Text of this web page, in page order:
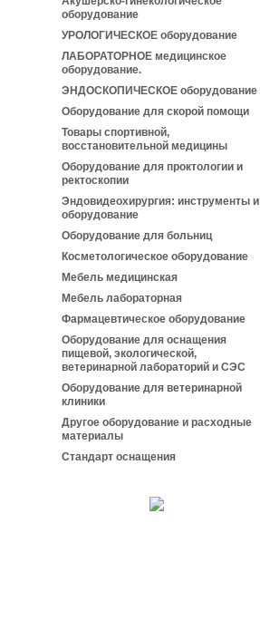
оборудование
УРОЛОГИЧЕСКОЕ оборудование
ЛАБОРАТОРНОЕ медицинское
оборудование.
ЭНДОСКОПИЧЕСКОЕ оборудование
Оборудование для скорой помощи
Товары спортивной,
восстановительной медицины
Оборудование для проктологии и
ректоскопии
Эндовидеохирургия: инструменты и
оборудование
Оборудование для больниц
Косметологическое оборудование
Мебель медицинская
Мебель лабораторная
Фармацевтическое оборудование
Оборудование для оснащения
пищевой, экологической,
ветеринарной лабораторий и СЭС
Оборудование для ветеринарной
клиники
Другое оборудование и расходные
материалы
Стандарт оснащения